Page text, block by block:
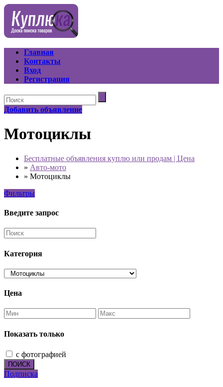
Главная
Контакты
Вход
Регистрация
Добавить объявление
Мотоциклы
Бесплатные объявления куплю или продам | Цена
» Авто-мото
» Мотоциклы
Фильтры
Введите запрос
Категория
Цена
Показать только
с фотографией
ПОИСК
Подписка